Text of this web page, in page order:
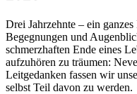
Drei Jahrzehnte – ein
Begegnungen und
schmerzhaften Ende eines
aufzuhören zu träumen:
Leitgedanken fassen wir
selbst Teil davon zu werden.